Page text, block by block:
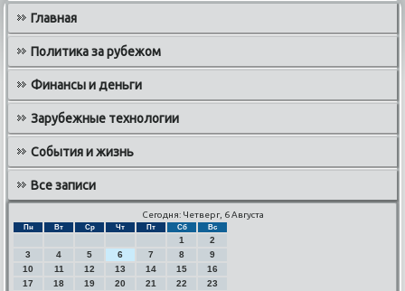
Главная
Политика за рубежом
Финансы и деньги
Зарубежные технологии
События и жизнь
Все записи
Сегодня: Четверг, 6 Августа
Пн Вт Ср Чт Пт Сб Вс
1
2
3
4 5 6 7 8
9
10
11 12 13 14 15
16
17
18 19 20 21 22
23